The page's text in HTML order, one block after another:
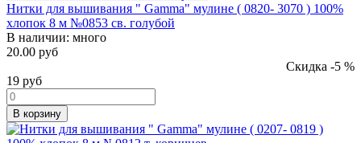
Нитки для вышивания " Gamma" мулине ( 0820- 3070 ) 100%
хлопок 8 м №0853 св. голубой
В наличии: много
20.00 руб
Скидка -5 %
19 руб
В корзину